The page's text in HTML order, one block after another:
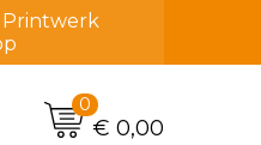
Printwerk
0
€ 0,00